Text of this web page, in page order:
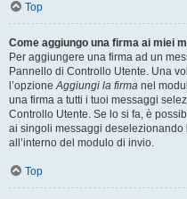
Top
Come aggiungo una firma ai miei
Per aggiungere una firma ad un
Pannello di Controllo Utente. Una
l’opzioneAggiungi la firma nel
una firma a tutti i tuoi messaggi
Controllo Utente. Se lo si fa, è
ai singoli messaggi
all’interno del modulo di invio.
Top